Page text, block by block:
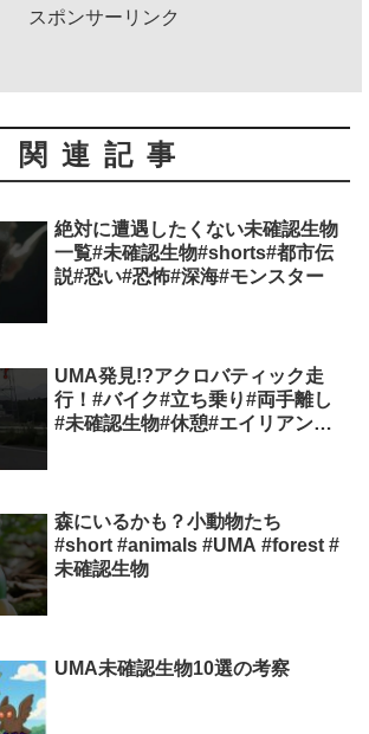
スポンサーリンク
関連記事
絶対に遭遇したくない未確認生物
一覧#未確認生物#shorts#都市伝
説#恐い#恐怖#深海#モンスター
UMA発見!?アクロバティック走
行！#バイク#立ち乗り#両手離し
#未確認生物#休憩#エイリアン#
森にいるかも？小動物たち
#short #animals #UMA #forest #
未確認生物
UMA未確認生物10選の考察